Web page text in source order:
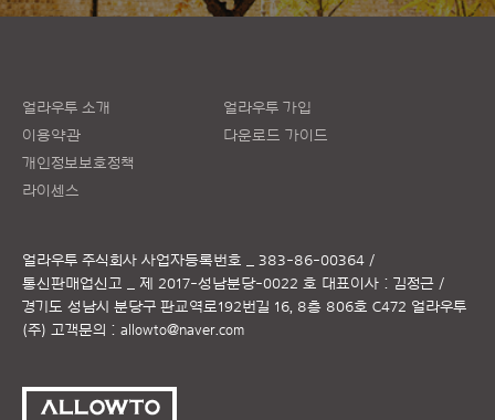
얼라우투 소개
이용약관
개인정보보호정책
라이센스
얼라우투 가입
다운로드 가이드
얼라우투 주식회사 사업자등록번호 _ 383-86-00364 /
통신판매업신고 _ 제 2017-성남분당-0022 호 대표이사 : 김정근 /
경기도 성남시 분당구 판교역로192번길 16, 8층 806호 C472 얼라우투
(주) 고객문의 : allowto@naver.com